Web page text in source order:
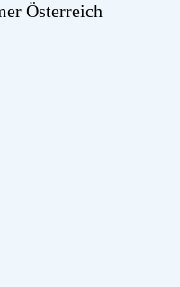
Österreich